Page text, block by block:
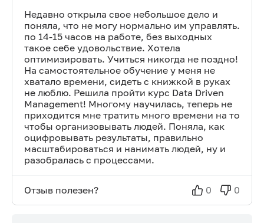
Недавно открыла свое небольшое дело и
поняла, что не могу нормально им управлять.
по 14-15 часов на работе, без выходных
такое себе удовольствие. Хотела
оптимизировать. Учиться никогда не поздно!
На самостоятельное обучение у меня не
хватало времени, сидеть с книжкой в руках
не люблю. Решила пройти курс Data Driven
Management! Многому научилась, теперь не
приходится мне тратить много времени на то
чтобы организовывать людей. Поняла, как
оцифровывать результаты, правильно
масштабироваться и нанимать людей, ну и
разобралась с процессами.
Отзыв полезен? 0 0